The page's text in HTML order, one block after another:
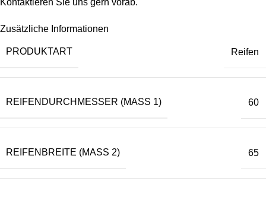
Kontaktieren Sie uns gern vorab.
Zusätzliche Informationen
PRODUKTART Reifen
REIFENDURCHMESSER (MASS 1) 60
REIFENBREITE (MASS 2) 65